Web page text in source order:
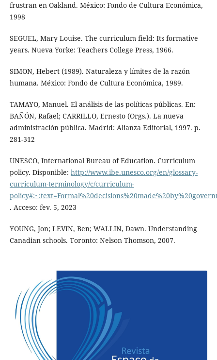
frustran en Oakland. México: Fondo de Cultura Económica,
1998
SEGUEL, Mary Louise. The curriculum field: Its formative
years. Nueva Yorke: Teachers College Press, 1966.
SIMON, Hebert (1989). Naturaleza y límites de la razón
humana. México: Fondo de Cultura Económica, 1989.
TAMAYO, Manuel. El análisis de las políticas públicas. En:
BAÑÓN, Rafael; CARRILLO, Ernesto (Orgs.). La nueva
administración pública. Madrid: Alianza Editorial, 1997. p.
281-312
UNESCO, International Bureau of Education. Curriculum
policy. Disponible: http://www.ibe.unesco.org/en/glossary-
curriculum-terminology/c/curriculum-
. Acceso: fev. 5, 2023
YOUNG, Jon; LEVIN, Ben; WALLIN, Dawn. Understanding
Canadian schools. Toronto: Nelson Thomson, 2007.